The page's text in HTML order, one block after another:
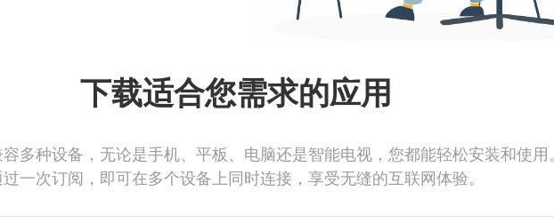
下载适合您需求的应用
多种设备，无论是手机、平板、电脑还是智能电视，您都能轻松安装和使用。
一次订阅，即可在多个设备上同时连接，享受无缝的互联网体验。